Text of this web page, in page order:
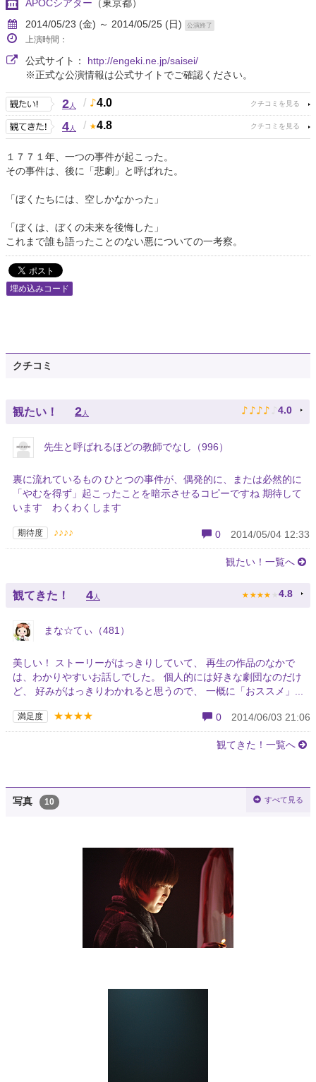
APOCシアター （東京都）
2014/05/23 (金) ～ 2014/05/25 (日)
公演終了
上演時間：
公式サイト： http://engeki.ne.jp/saisei/
※正式な公演情報は公式サイトでご確認ください。
2人 / 4.0
4人 / 4.8
１７７１年、一つの事件が起こった。
その事件は、後に「悲劇」と呼ばれた。
「ぼくたちには、空しかなかった」
「ぼくは、ぼくの未来を後悔した」
これまで誰も語ったことのない悪についての一考察。
埋め込みコード
クチコミ
観たい！ 2人 ♪ ♪ ♪ ♪ ♪ 4.0
先生と呼ばれるほどの教師でなし（996）
裏に流れているもの ひとつの事件が、偶発的に、または必然的に
「やむを得ず」起こったことを暗示させるコピーですね 期待して
います わくわくします
期待度 ♪♪♪♪ 0 2014/05/04 12:33
観たい！一覧へ
観てきた！ 4 人 ★ ★ ★ ★ ★ 4.8
まな☆てぃ（481）
美しい！ ストーリーがはっきりしていて、 再生の作品のなかで
は、わかりやすいお話しでした。 個人的には好きな劇団なのだけ
ど、 好みがはっきりわかれると思うので、 一概に「おススメ」...
満足度 ★★★★ 0 2014/06/03 21:06
観てきた！一覧へ
写真 10 すべて見る